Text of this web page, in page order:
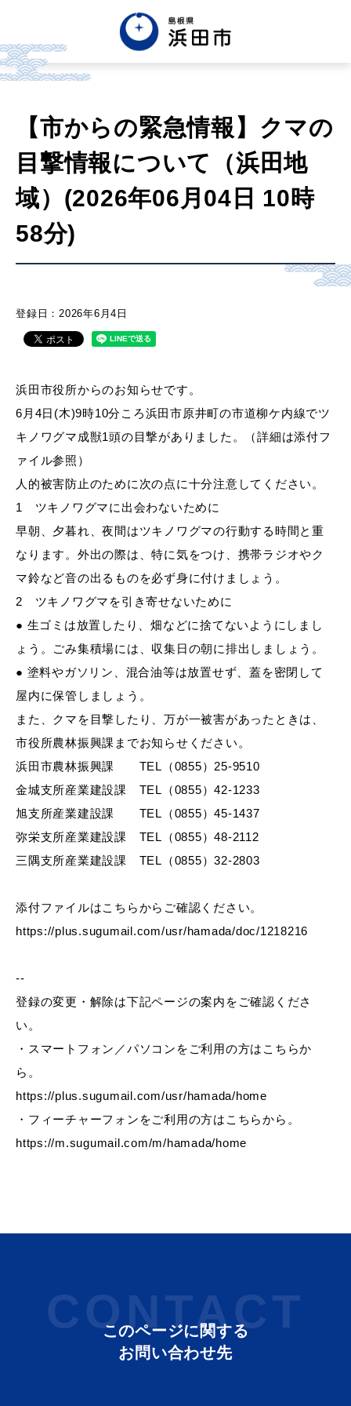
한글 Tiếng việt Tagalog
市政情報
くらし・手続き・
教育・文化・ スポーツ
移住・定住（はまだぐらし）
観光・飲食
場面から探す
妊娠・出産
教育 出会い・結婚
引っ越し・住まい 就職・退職
各種相談窓口 入札
【市からの緊急情報】クマの
目撃情報について（浜田地
域）(2026年06月04日 10時
58分)
登録日：2026年6月4日
浜田市役所からのお知らせです。
6月4日(木)9時10分ころ浜田市原井町の市道柳ケ内線でツ
キノワグマ成獣1頭の目撃がありました。（詳細は添付フ
ァイル参照）
人的被害防止のために次の点に十分注意してください。
1 ツキノワグマに出会わないために
早朝、夕暮れ、夜間はツキノワグマの行動する時間と重
なります。外出の際は、特に気をつけ、携帯ラジオやク
マ鈴など音の出るものを必ず身に付けましょう。
2 ツキノワグマを引き寄せないために
● 生ゴミは放置したり、畑などに捨てないようにしまし
ょう。ごみ集積場には、収集日の朝に排出しましょう。
● 塗料やガソリン、混合油等は放置せず、蓋を密閉して
屋内に保管しましょう。
また、クマを目撃したり、万が一被害があったときは、
市役所農林振興課までお知らせください。
浜田市農林振興課 TEL（0855）25-9510
金城支所産業建設課 TEL（0855）42-1233
旭支所産業建設課 TEL（0855）45-1437
弥栄支所産業建設課 TEL（0855）48-2112
三隅支所産業建設課 TEL（0855）32-2803
添付ファイルはこちらからご確認ください。
https://plus.sugumail.com/usr/hamada/doc/1218216
--
登録の変更・解除は下記ページの案内をご確認くださ
い。
・スマートフォン／パソコンをご利用の方はこちらか
ら。
https://plus.sugumail.com/usr/hamada/home
・フィーチャーフォンをご利用の方はこちらから。
https://m.sugumail.com/m/hamada/home
CONTACT
このページに関する
お問い合わせ先